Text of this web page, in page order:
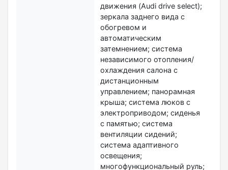
движения (Audi drive select);
зеркала заднего вида с
обогревом и
автоматическим
затемнением; система
независимого отопления/
охлаждения салона с
дистанционным
управлением; панорамная
крыша; система люков с
электроприводом; сиденья
с памятью; система
вентиляции сидений;
система адаптивного
освещения;
многофункциональный руль;